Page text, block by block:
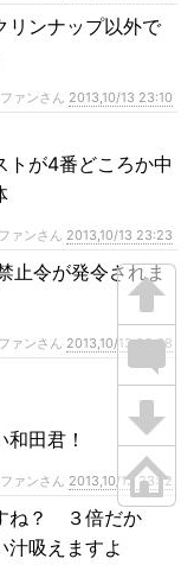
リンナップ以外で
ァンさん 2013,10/13 23:10
トが4番どころか中
ァンさん 2013,10/13 23:23
止令が発令されま
ァンさん 2013,10/13 23:08
田君！
ァンさん 2013,10/13 23:12
ね？ ３倍だか
い汁吸えますよ